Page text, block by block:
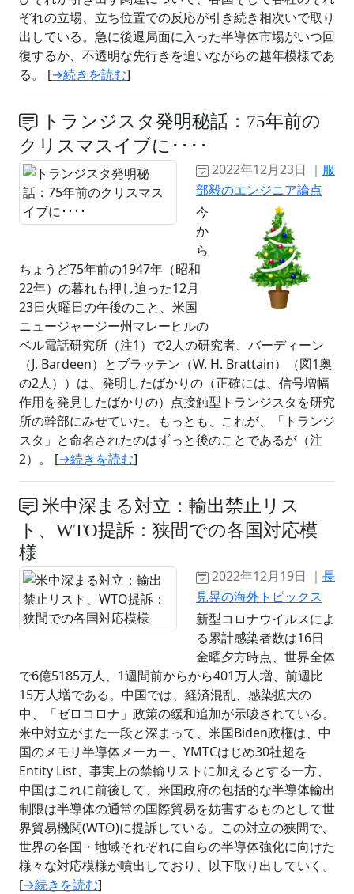
ぞれの立場、立ち位置での反応が引き続き相次いで取り
出している。急に後退局面に入った半導体市場がいつ回
復するか、不透明な先行きを追いながらの越年模様であ
る。 [→続きを読む]
トランジスタ発明秘話：75年前の
クリスマスイブに････
2022年12月23日 ｜ 服
部毅のエンジニア論点
今
か
ら
ちょうど75年前の1947年（昭和
22年）の暮れも押し迫った12月
23日火曜日の午後のこと、米国
ニュージャージー州マレーヒルの
ベル電話研究所（注1）で2人の研究者、バーディーン
（J. Bardeen）とブラッテン（W. H. Brattain）（図1奥
の2人））は、発明したばかりの（正確には、信号増幅
作用を発見したばかりの）点接触型トランジスタを研究
所の幹部にみせていた。もっとも、これが、「トランジ
スタ」と命名されたのはずっと後のことであるが（注
2）。 [→続きを読む]
米中深まる対立：輸出禁止リス
ト、WTO提訴：狭間での各国対応模
様
2022年12月19日 ｜ 長
見晃の海外トピックス
新型コロナウイルスによ
る累計感染者数は16日
金曜夕方時点、世界全体
で6億5185万人、1週間前からから401万人増、前週比
15万人増である。中国では、経済混乱、感染拡大の
中、「ゼロコロナ」政策の緩和追加が示唆されている。
米中対立がまた一段と深まって、米国Biden政権は、中
国のメモリ半導体メーカー、YMTCはじめ30社超を
Entity List、事実上の禁輸リストに加えるとする一方、
中国はこれに前後して、米国政府の包括的な半導体輸出
制限は半導体の通常の国際貿易を妨害するものとして世
界貿易機関(WTO)に提訴している。この対立の狭間で、
世界の各国・地域それぞれに自らの半導体強化に向けた
様々な対応模様が噴出しており、以下取り出していく。
[→続きを読む]